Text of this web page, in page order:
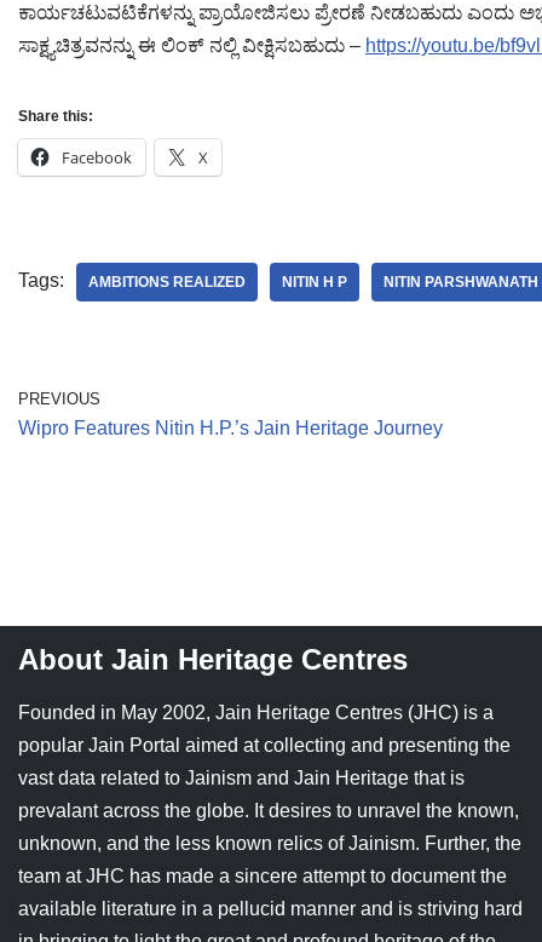
ಕಾರ್ಯಚಟುವಟಿಕೆಗಳನ್ನು ಪ್ರಾಯೋಜಿಸಲು ಪ್ರೇರಣೆ ನೀಡಬಹುದು ಎಂದು
ಸಾಕ್ಷ್ಯಚಿತ್ರವನನ್ನು ಈ ಲಿಂಕ್ ನಲ್ಲಿ ವೀಕ್ಷಿಸಬಹುದು – https://youtu.be/
Share this:
Facebook X
Tags: AMBITIONS REALIZED NITIN H P NITIN PARSHWANATH
PREVIOUS
Wipro Features Nitin H.P.’s Jain Heritage Journey
About Jain Heritage Centres
Founded in May 2002, Jain Heritage Centres (JHC) is a
popular Jain Portal aimed at collecting and presenting the
vast data related to Jainism and Jain Heritage that is
prevalant across the globe. It desires to unravel the known,
unknown, and the less known relics of Jainism. Further, the
team at JHC has made a sincere attempt to document the
available literature in a pellucid manner and is striving hard